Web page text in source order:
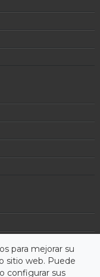
para mejorar su
sitio web. Puede
configurar sus